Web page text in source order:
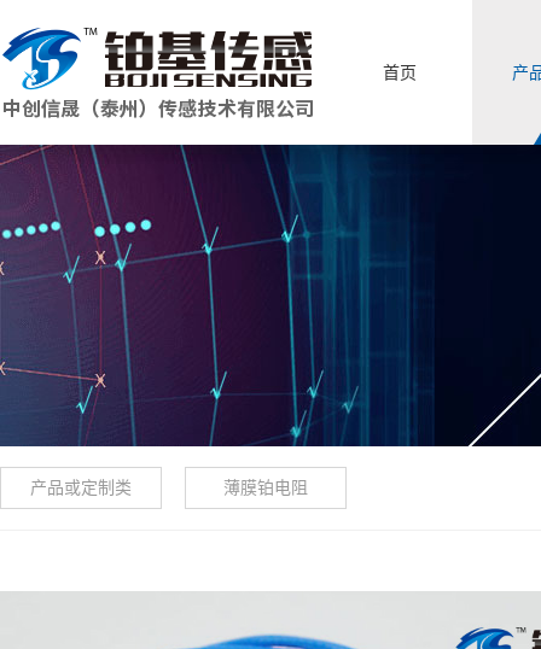
首页 产
产品或定制类 薄膜铂电阻